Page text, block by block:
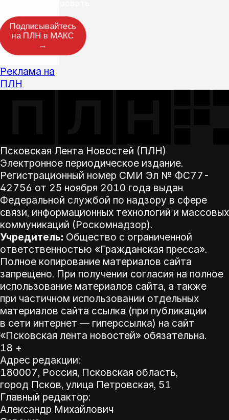
Подписывайтесь
на ПЛН в МАКС
→
Реклама на
ПЛН
Псковская Лента Новостей (ПЛН)
Электронное периодическое издание.
Регистрационный номер СМИ Эл № ФС77-
42756 от 25 ноября 2010 года выдан
Федеральной службой по надзору в сфере
связи, информационных технологий и массовых
коммуникаций (Роскомнадзор).
Учредитель: Общество с ограниченной
ответственностью «Гражданская пресса».
Полное копирование материалов сайта
запрещено. При получении согласия на полное
использование материалов сайта, а также
при частичном использовании отдельных
материалов сайта ссылка (при публикации
в сети интернет — гиперссылка) на сайт
«Псковская лента новостей» обязательна.
18 +
Адрес редакции:
180007, Россия, Псковская область,
город Псков, улица Петровская, 51
Главный редактор:
Александр Михайлович